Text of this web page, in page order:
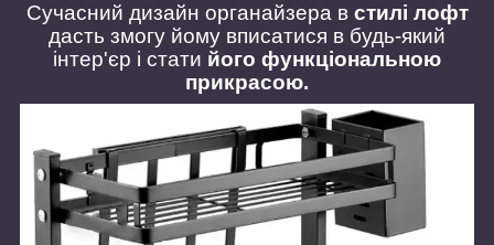
Сучасний дизайн органайзера встилі лофт
дасть змогу йому вписатися в будь-який
інтер'єр і стати його функціональною
прикрасою.